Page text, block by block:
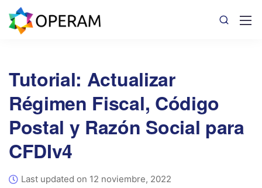
Tutorial: Actualizar
Régimen Fiscal, Código
Postal y Razón Social para
CFDIv4
Last updated on 12 noviembre, 2022